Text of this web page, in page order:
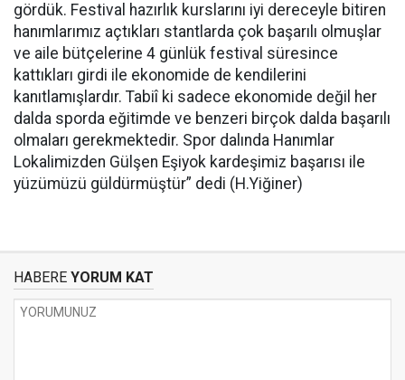
gördük. Festival hazırlık kurslarını iyi dereceyle bitiren
hanımlarımız açtıkları stantlarda çok başarılı olmuşlar
ve aile bütçelerine 4 günlük festival süresince
kattıkları girdi ile ekonomide de kendilerini
kanıtlamışlardır. Tabiî ki sadece ekonomide değil her
dalda sporda eğitimde ve benzeri birçok dalda başarılı
olmaları gerekmektedir. Spor dalında Hanımlar
Lokalimizden Gülşen Eşiyok kardeşimiz başarısı ile
yüzümüzü güldürmüştür” dedi (H.Yiğiner)
HABERE YORUM KAT